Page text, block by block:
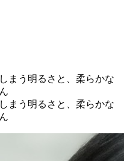
まう明るさと、柔らかな
まう明るさと、柔らかな